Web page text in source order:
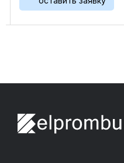
системы. Реле
в ...